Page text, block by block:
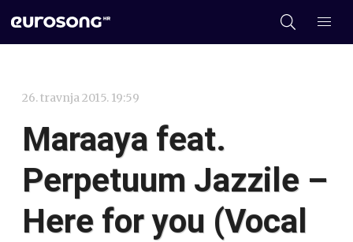
26. travnja 2015. 19:59
Maraaya feat.
Perpetuum Jazzile –
Here for you (Vocal